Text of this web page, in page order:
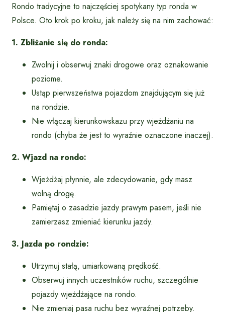
Rondo tradycyjne to najczęściej spotykany typ ronda w
Polsce. Oto krok po kroku, jak należy się na nim zachować:
1. Zbliżanie się do ronda:
Zwolnij i obserwuj znaki drogowe oraz oznakowanie
poziome.
Ustąp pierwszeństwa pojazdom znajdującym się już
na rondzie.
Nie włączaj kierunkowskazu przy wjeżdżaniu na
rondo (chyba że jest to wyraźnie oznaczone inaczej).
2. Wjazd na rondo:
Wjeżdżaj płynnie, ale zdecydowanie, gdy masz
wolną drogę.
Pamiętaj o zasadzie jazdy prawym pasem, jeśli nie
zamierzasz zmieniać kierunku jazdy.
3. Jazda po rondzie:
Utrzymuj stałą, umiarkowaną prędkość.
Obserwuj innych uczestników ruchu, szczególnie
pojazdy wjeżdżające na rondo.
Nie zmieniaj pasa ruchu bez wyraźnej potrzeby.